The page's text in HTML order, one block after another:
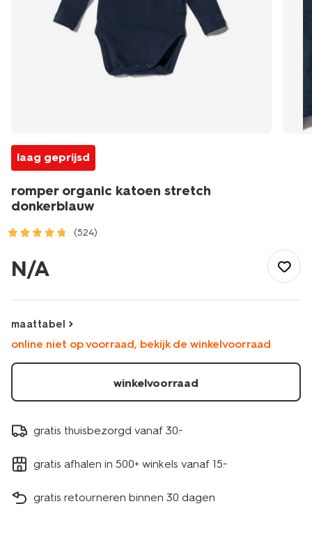
laag geprijsd
romper organic katoen stretch
donkerblauw
(524)
organic-
katoen-
donkerblauw-
1000012122.html
N/A
maattabel
online niet op voorraad, bekijk de winkelvoorraad
winkelvoorraad
gratis thuisbezorgd vanaf 30.-
gratis afhalen in 500+ winkels vanaf 15.-
gratis retourneren binnen 30 dagen